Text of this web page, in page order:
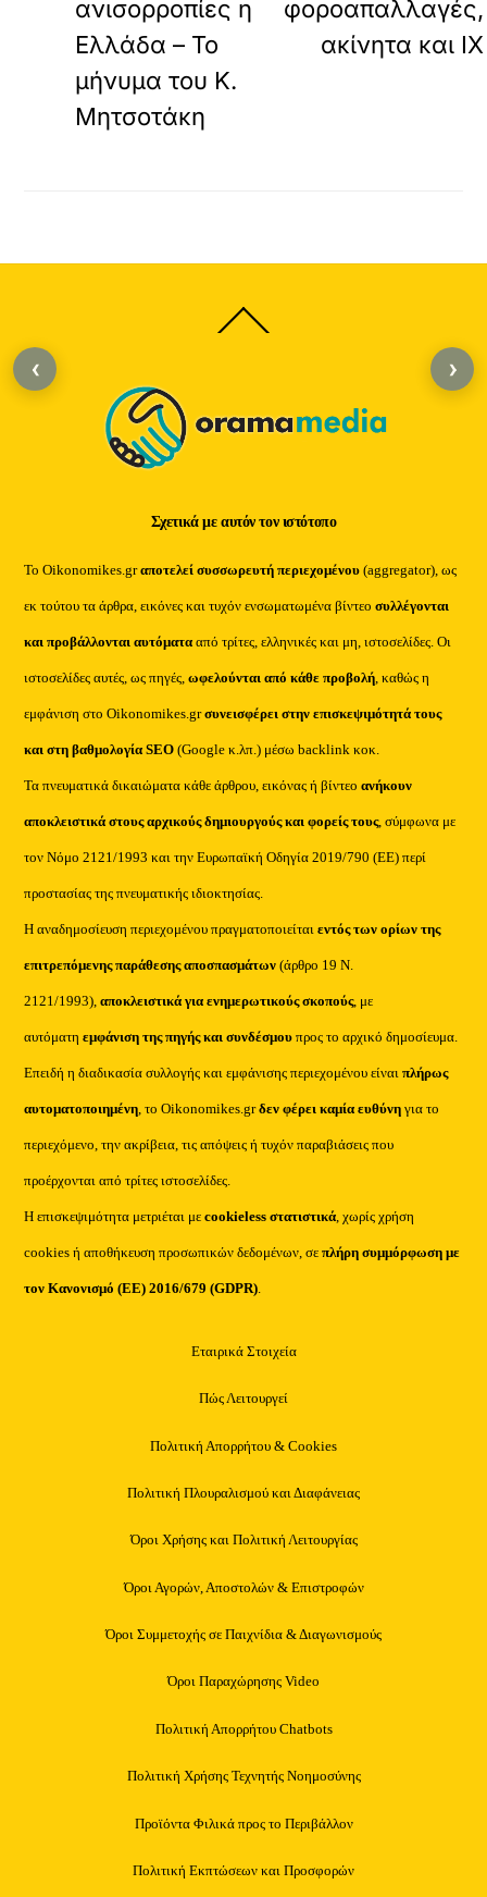
ανισορροπίες η
Ελλάδα – Το
μήνυμα του Κ.
Μητσοτάκη
φοροαπαλλαγές,
ακίνητα και ΙΧ
Back
To
Σχετικά με αυτόν τον ιστότοπο
Το Oikonomikes.grαποτελεί συσσωρευτή περιεχομένου (aggregator), ως
εκ τούτου τα άρθρα, εικόνες και τυχόν ενσωματωμένα βίντεοσυλλέγονται
και προβάλλονται αυτόματααπό τρίτες, ελληνικές και μη, ιστοσελίδες. Οι
ιστοσελίδες αυτές, ως πηγές,ωφελούνται από κάθε προβολή, καθώς η
εμφάνιση στο Oikonomikes.grσυνεισφέρει στην επισκεψιμότητά τους
και στη βαθμολογία SEO (Google κ.λπ.) μέσω backlink κοκ.
Τα πνευματικά δικαιώματα κάθε άρθρου, εικόνας ή βίντεοανήκουν
αποκλειστικά στους αρχικούς δημιουργούς και φορείς τους, σύμφωνα με
τον Νόμο 2121/1993 και την Ευρωπαϊκή Οδηγία 2019/790 (ΕΕ) περί
προστασίας της πνευματικής ιδιοκτησίας.
Η αναδημοσίευση περιεχομένου πραγματοποιείταιεντός των ορίων της
επιτρεπόμενης παράθεσης αποσπασμάτων (άρθρο 19 Ν.
2121/1993), αποκλειστικά για ενημερωτικούς σκοπούς, με
αυτόματηεμφάνιση της πηγής και συνδέσμου προς το αρχικό δημοσίευμα.
Επειδή η διαδικασία συλλογής και εμφάνισης περιεχομένου είναιπλήρως
αυτοματοποιημένη, το Oikonomikes.grδεν φέρει καμία ευθύνη για το
περιεχόμενο, την ακρίβεια, τις απόψεις ή τυχόν παραβιάσεις που
προέρχονται από τρίτες ιστοσελίδες.
Η επισκεψιμότητα μετριέται μεcookieless στατιστικά, χωρίς χρήση
cookies ή αποθήκευση προσωπικών δεδομένων, σεπλήρη συμμόρφωση με
τον Κανονισμό (ΕΕ) 2016/679 (GDPR).
Εταιρικά Στοιχεία
Πώς Λειτουργεί
Πολιτική Απορρήτου & Cookies
Πολιτική Πλουραλισμού και Διαφάνειας
Όροι Χρήσης και Πολιτική Λειτουργίας
Όροι Αγορών, Αποστολών & Επιστροφών
Όροι Συμμετοχής σε Παιχνίδια & Διαγωνισμούς
Όροι Παραχώρησης Video
Πολιτική Απορρήτου Chatbots
Πολιτική Χρήσης Τεχνητής Νοημοσύνης
Προϊόντα Φιλικά προς το Περιβάλλον
Πολιτική Εκπτώσεων και Προσφορών
‹ ›